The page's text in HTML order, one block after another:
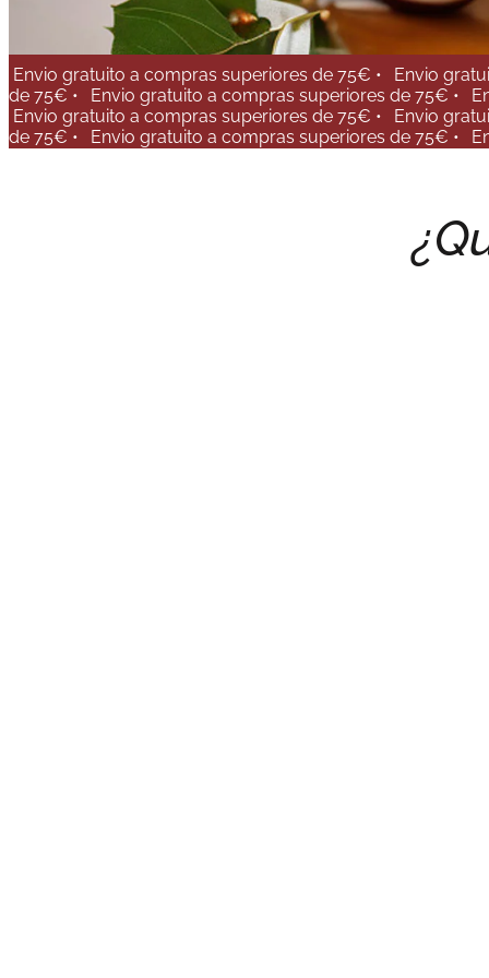
Envio gratuito a compras superiores de 75€ •
Envio
de 75€ •
Envio gratuito a compras superiores de 75€ •
Envio gratuito a compras superiores de 75€ •
Envio
de 75€ •
Envio gratuito a compras superiores de 75€ •